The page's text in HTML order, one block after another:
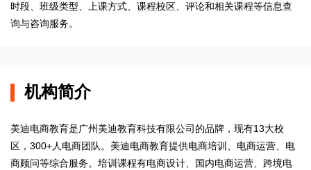
时段、班级类型、上课方式、课程校区、评论和相关课程等信息查
询与咨询服务。
机构简介
美迪电商教育是广州美迪教育科技有限公司的品牌，现有13大校
区，300+人电商团队。美迪电商教育提供电商培训、电商运营、电
商顾问等综合服务。培训课程有电商设计、国内电商运营、跨境电